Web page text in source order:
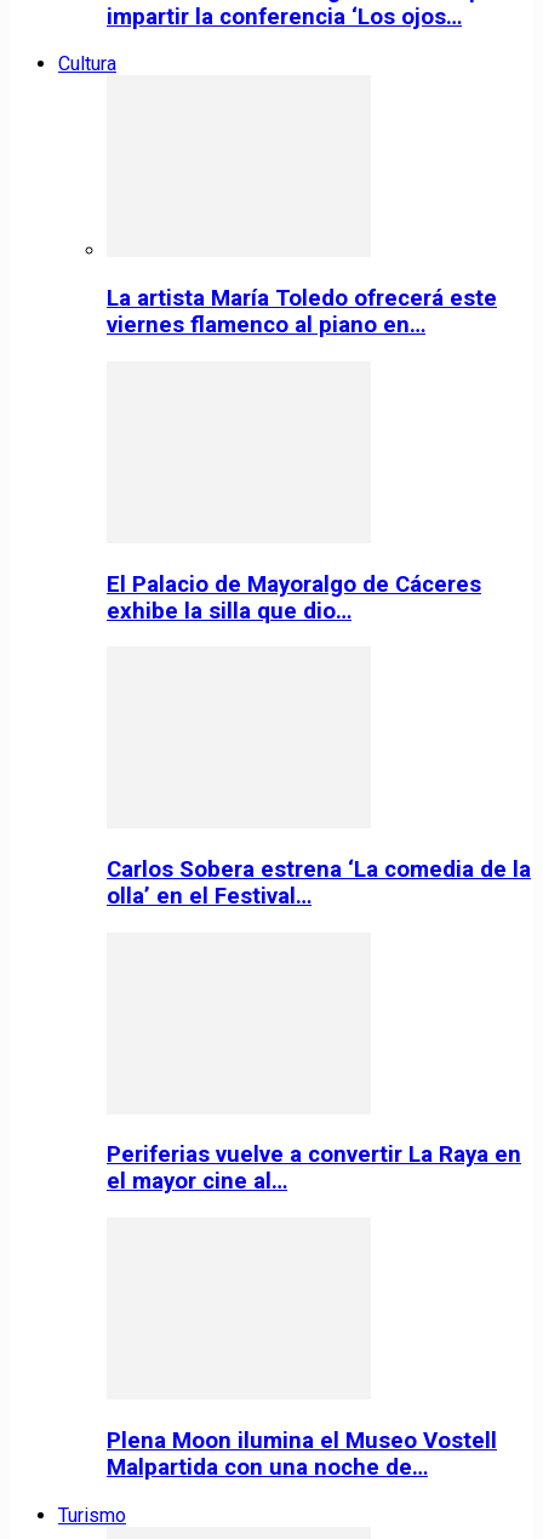
impartir la conferencia ‘Los ojos…
Cultura
La artista María Toledo ofrecerá este
viernes flamenco al piano en…
El Palacio de Mayoralgo de Cáceres
exhibe la silla que dio…
Carlos Sobera estrena ‘La comedia de la
olla’ en el Festival…
Periferias vuelve a convertir La Raya en
el mayor cine al…
Plena Moon ilumina el Museo Vostell
Malpartida con una noche de…
Turismo